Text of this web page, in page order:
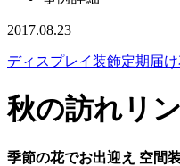
2017.08.23
ディスプレイ装飾定期届
秋の訪れリ
季節の花でお出迎え 空間